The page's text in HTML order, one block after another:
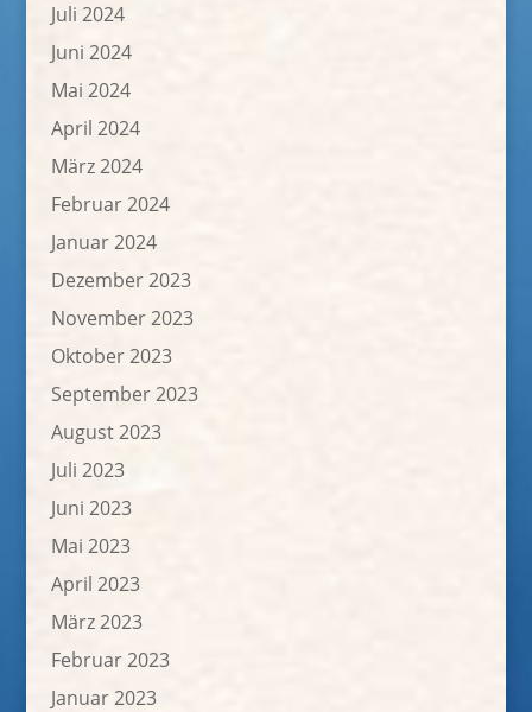
Juli 2024
Juni 2024
Mai 2024
April 2024
März 2024
Februar 2024
Januar 2024
Dezember 2023
November 2023
Oktober 2023
September 2023
August 2023
Juli 2023
Juni 2023
Mai 2023
April 2023
März 2023
Februar 2023
Januar 2023